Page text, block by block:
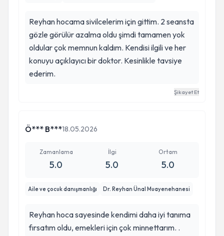
Reyhan hocama sivilcelerim için gittim. 2 seansta
gözle görülür azalma oldu şimdi tamamen yok
oldular çok memnun kaldım. Kendisi ilgili ve her
konuyu açıklayıcı bir doktor. Kesinlikle tavsiye
ederim.
Şikayet Et
Ö*** B***18.05.2026
Zamanlama
5.0
İlgi
5.0
Ortam
5.0
Aile ve çocuk danışmanlığı Dr. Reyhan Ünal Muayenehanesi
Reyhan hoca sayesinde kendimi daha iyi tanıma
fırsatım oldu, emekleri için çok minnettarım. .